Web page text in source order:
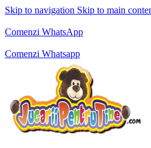
Skip to navigation Skip to main
Comenzi WhatsApp
Comenzi Whatsapp